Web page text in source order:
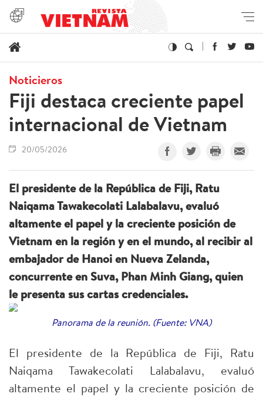
Noticieros
Fiji destaca creciente papel
internacional de Vietnam
20/05/2026
El presidente de la República de Fiji, Ratu
Naiqama Tawakecolati Lalabalavu, evaluó
altamente el papel y la creciente posición de
Vietnam en la región y en el mundo, al recibir al
embajador de Hanoi en Nueva Zelanda,
concurrente en Suva, Phan Minh Giang, quien
le presenta sus cartas credenciales.
Panorama de la reunión. (Fuente: VNA)
El presidente de la República de Fiji, Ratu
Naiqama Tawakecolati Lalabalavu, evaluó
altamente el papel y la creciente posición de